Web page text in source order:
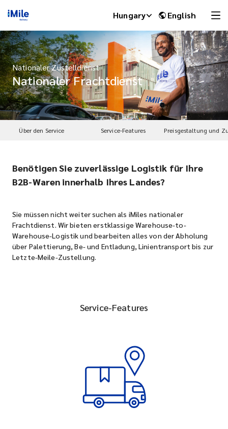
Hungary English
Nationaler Zustelldienst
Nationaler Frachtdienst
Über den Service Service-Features
Benötigen Sie zuverlässige Logistik für Ihre
B2B-Waren innerhalb Ihres Landes?
Sie müssen nicht weiter suchen als iMiles nationaler
Frachtdienst. Wir bieten erstklassige Warehouse-to-
Warehouse-Logistik und bearbeiten alles von der Abholung
über Palettierung, Be- und Entladung, Linientransport bis zur
Letzte-Meile-Zustellung.
Service-Features
iMile Chat